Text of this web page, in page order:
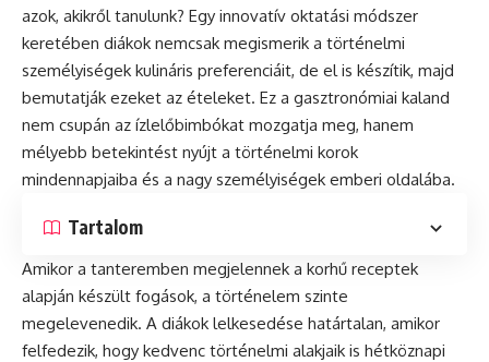
azok, akikről tanulunk? Egy innovatív oktatási módszer
keretében diákok nemcsak megismerik a történelmi
személyiségek kulináris preferenciáit, de el is készítik, majd
bemutatják ezeket az ételeket. Ez a gasztronómiai kaland
nem csupán az ízlelőbimbókat mozgatja meg, hanem
mélyebb betekintést nyújt a történelmi korok
mindennapjaiba és a nagy személyiségek emberi oldalába.
Tartalom
Amikor a tanteremben megjelennek a korhű receptek
alapján készült fogások, a történelem szinte
megelevenedik. A diákok lelkesedése határtalan, amikor
felfedezik, hogy kedvenc történelmi alakjaik is hétköznapi